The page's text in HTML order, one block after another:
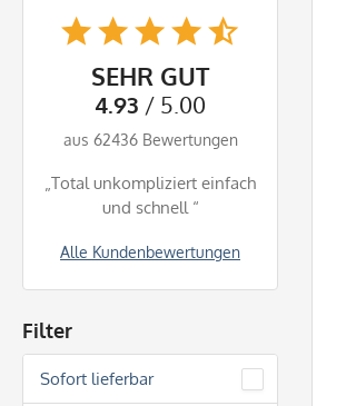
SEHR GUT
4.93 / 5.00
aus 62436 Bewertungen
Alle Kundenbewertungen
„Total unkompliziert einfach
und schnell “
Filter
Sofort lieferbar